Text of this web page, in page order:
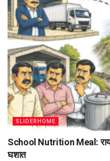
SLIDERHOME
School Nutrition Meal:
घशात